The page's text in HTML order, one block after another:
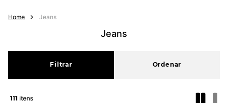
Jeans
Jeans
Filtrar
111